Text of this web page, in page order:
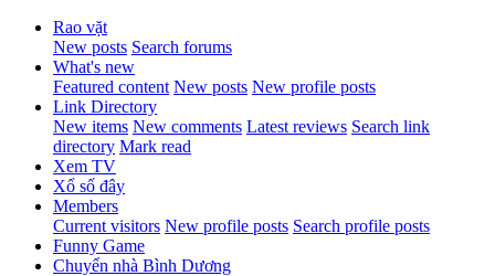
Rao vặt
New posts Search forums
What's new
Featured content New posts New profile posts
Link Directory
New items New comments Latest reviews Search link
directory Mark read
Xem TV
Xổ số đây
Members
Current visitors New profile posts Search profile posts
Funny Game
Chuyển nhà Bình Dương